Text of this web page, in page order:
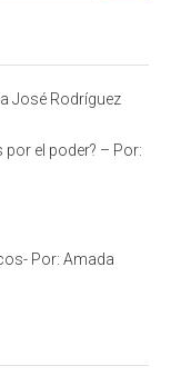
José Rodríguez
el poder? – Por:
Por: Amada